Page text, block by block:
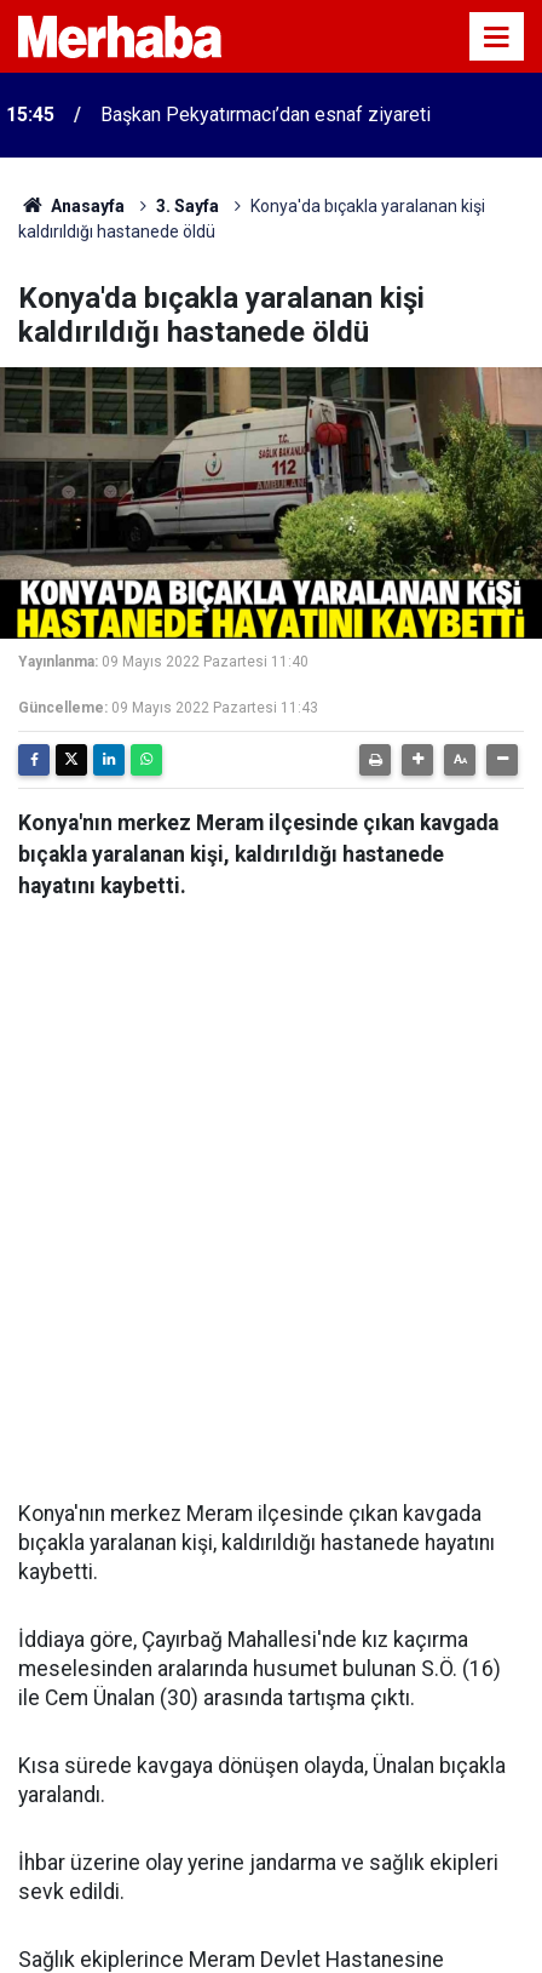
15:45 Başkan Pekyatırmacı’dan esnaf ziyareti
Anasayfa 3. Sayfa
Konya'da bıçakla yaralanan kişi
kaldırıldığı hastanede öldü
Konya'da bıçakla yaralanan kişi
kaldırıldığı hastanede öldü
Yayınlanma: 09 Mayıs 2022 Pazartesi 11:40
Güncelleme: 09 Mayıs 2022 Pazartesi 11:43
Konya'nın merkez Meram ilçesinde çıkan kavgada
bıçakla yaralanan kişi, kaldırıldığı hastanede
hayatını kaybetti.
Konya'nın merkez Meram ilçesinde çıkan kavgada
bıçakla yaralanan kişi, kaldırıldığı hastanede hayatını
kaybetti.
İddiaya göre, Çayırbağ Mahallesi'nde kız kaçırma
meselesinden aralarında husumet bulunan S.Ö. (16)
ile Cem Ünalan (30) arasında tartışma çıktı.
Kısa sürede kavgaya dönüşen olayda, Ünalan bıçakla
yaralandı.
İhbar üzerine olay yerine jandarma ve sağlık ekipleri
sevk edildi.
Sağlık ekiplerince Meram Devlet Hastanesine